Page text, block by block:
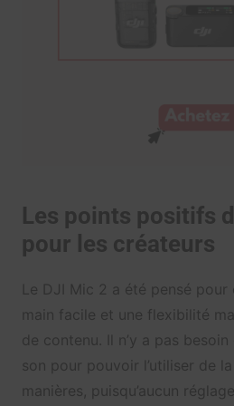
Les points positifs
pour les créateurs
Le DJI Mic 2 a été pensé
main facile et une flexibilité
de contenu. Il n’y a pas
son pour pouvoir l’utiliser de
manières, puisqu’aucun